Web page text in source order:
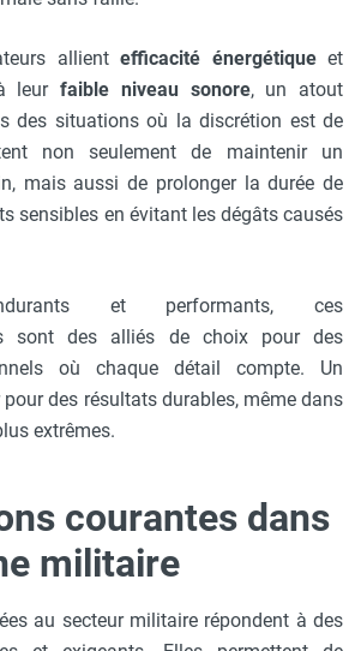
allientefficacité énergétiqueet
leur faible niveau sonore, un atout
des situations où la discrétion est de
non seulement de maintenir un
mais aussi de prolonger la durée de
sensibles en évitant les dégâts causés
et performants, ces
sont des alliés de choix pour des
où chaque détail compte. Un
des résultats durables, même dans
extrêmes.
courantes dans
militaire
au secteur militaire répondent à des